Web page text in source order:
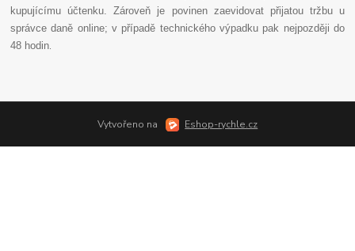
kupujícímu účtenku. Zároveň je povinen zaevidovat přijatou tržbu u
správce daně online; v případě technického výpadku pak nejpozději do
48 hodin
Vytvořeno na Eshop-rychle.cz